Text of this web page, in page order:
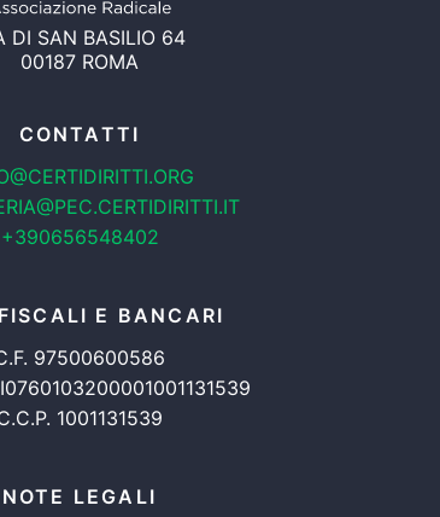
DI SAN BASILIO 64
00187 ROMA
CONTATTI
+390656548402
E BANCARI
97500600586
1001131539
NOTE LEGALI